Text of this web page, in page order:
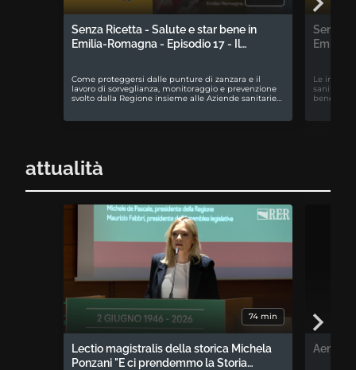
Senza Ricetta - Salute e star bene in
Emilia-Romagna - Episodio 17 - Il…
Come proteggersi dalle punture di zanzara e il
lavoro di sorveglianza, monitoraggio e prevenzione
svolto dalla Regione insieme alle Aziende sanitarie…
Senza
Emilia-
Le
sanitari
attualità
74 min
Lectio magistralis della storica Michela
Ponzani "E ci prendemmo la Storia…
Aemilia